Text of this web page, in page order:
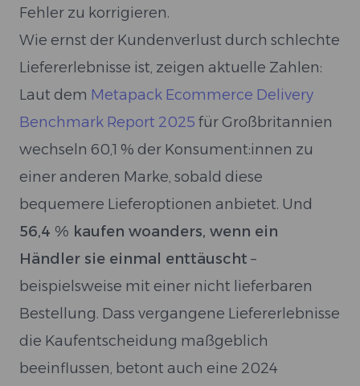
Fehler zu korrigieren.
Wie ernst der Kundenverlust durch schlechte
Liefererlebnisse ist, zeigen aktuelle Zahlen:
Laut dem Metapack Ecommerce Delivery
Benchmark Report 2025 für Großbritannien
wechseln 60,1 % der Konsument:innen zu
einer anderen Marke, sobald diese
bequemere Lieferoptionen anbietet. Und
56,4 % kaufen woanders, wenn ein
Händler sie einmal enttäuscht –
beispielsweise mit einer nicht lieferbaren
Bestellung. Dass vergangene Liefererlebnisse
die Kaufentscheidung maßgeblich
beeinflussen, betont auch eine 2024